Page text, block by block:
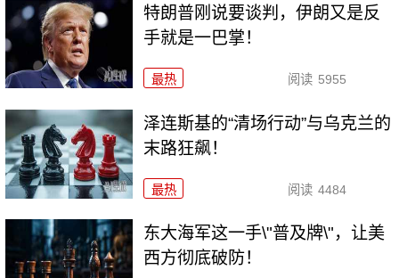
特朗普刚说要谈判，伊朗又是反
手就是一巴掌！
最热 阅读 5955
泽连斯基的“清场行动”与乌克兰的
末路狂飙！
最热 阅读 4484
东大海军这一手\"普及牌\"，让美
西方彻底破防！